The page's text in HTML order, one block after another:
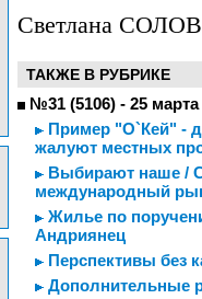
Светлана
ТАКЖЕ В РУБРИКЕ
№31 (5106) - 25 марта
Пример "О`Кей" -
жалуют местных
Выбирают наше /
международный
Жилье по
Андриянец
Перспективы без
Дополнительные